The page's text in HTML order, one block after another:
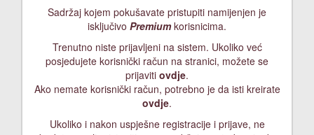
Sadržaj kojem pokušavate pristupiti namijenjen je
isključivo Premiumkorisnicima.
Trenutno niste prijavljeni na sistem. Ukoliko već
posjedujete korisnički račun na stranici, možete se
prijaviti ovdje.
Ako nemate korisnički račun, potrebno je da isti kreirate
ovdje.
Ukoliko i nakon uspješne registracije i prijave, ne